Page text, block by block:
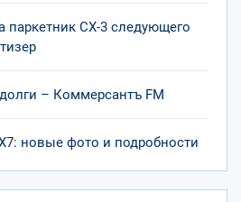
паркетник CX-3 следующего
– Коммерсантъ FM
новые фото и подробности